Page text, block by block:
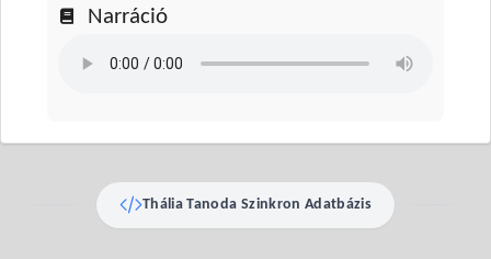
Narráció
Thália Tanoda Szinkron Adatbázis